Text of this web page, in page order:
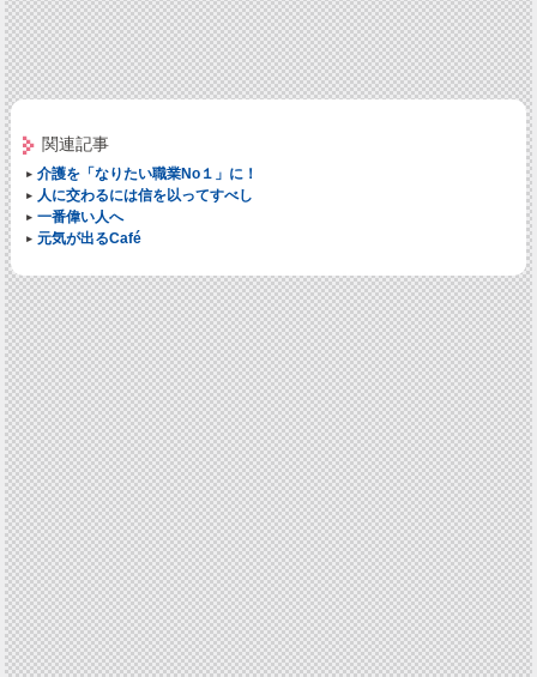
関連記事
介護を「なりたい職業No１」に！
人に交わるには信を以ってすべし
一番偉い人へ
元気が出るCafé